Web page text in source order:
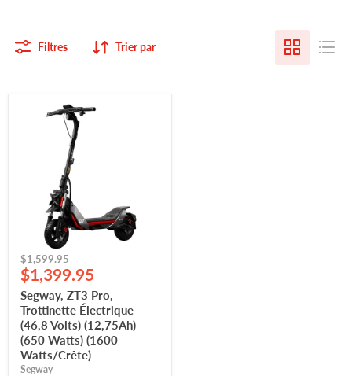
Filtres Trier par
Segway,
(12,75Ah)
Watts)
(1600
Watts/Crête)
Prix
d'origine
$1,599.95
Prix
actuel
$1,399.95
Segway, ZT3 Pro,
Trottinette Électrique
(46,8 Volts) (12,75Ah)
(650 Watts) (1600
Watts/Crête)
Segway